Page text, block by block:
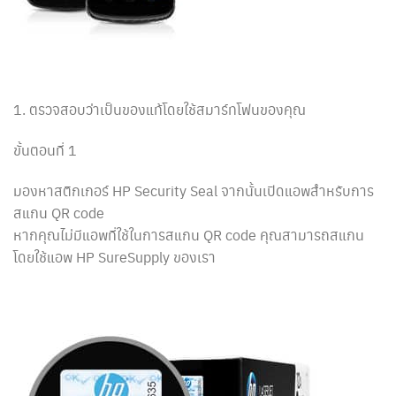
1. ตรวจสอบว่าเป็นของแท้โดยใช้สมาร์ทโฟนของคุณ
ขั้นตอนที่ 1
มองหาสติกเกอร์ HP Security Seal จากนั้นเปิดแอพสำหรับการ
สแกน QR code
หากคุณไม่มีแอพที่ใช้ในการสแกน QR code คุณสามารถสแกน
โดยใช้แอพ HP SureSupply ของเรา